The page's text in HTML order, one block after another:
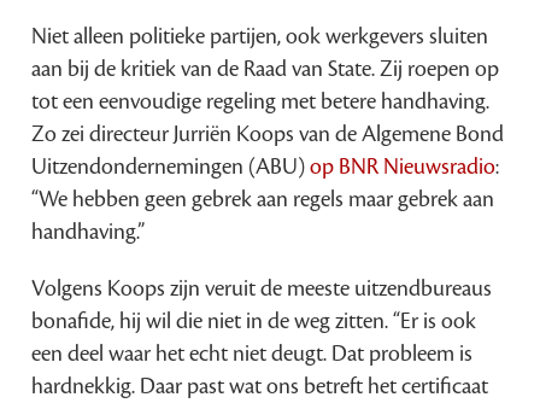
Niet alleen politieke partijen, ook werkgevers sluiten
aan bij de kritiek van de Raad van State. Zij roepen op
tot een eenvoudige regeling met betere handhaving.
Zo zei directeur Jurriën Koops van de Algemene Bond
Uitzendondernemingen (ABU)op BNR Nieuwsradio:
“We hebben geen gebrek aan regels maar gebrek aan
handhaving.”
Volgens Koops zijn veruit de meeste uitzendbureaus
bonafide, hij wil die niet in de weg zitten. “Er is ook
een deel waar het echt niet deugt. Dat probleem is
hardnekkig. Daar past wat ons betreft het certificaat